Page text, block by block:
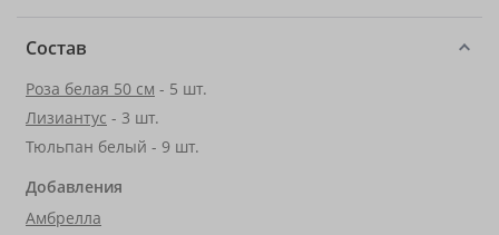
Состав
Роза белая 50 см - 5 шт.
Лизиантус - 3 шт.
Тюльпан белый - 9 шт.
Добавления
Амбрелла